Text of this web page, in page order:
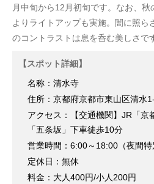
月中旬から12月初旬です。なお、
よりライトアップも実施。闇に照ら
のコントラストは息を呑む美しさで
【スポット詳細】
名称：清水寺
住所：京都府京都市東山区清水
アクセス：【交通機関】JR「京
「五条坂」下車徒歩10分
営業時間：6:00～18:00（夜間特
定休日：無休
料金：大人400円/小人200円